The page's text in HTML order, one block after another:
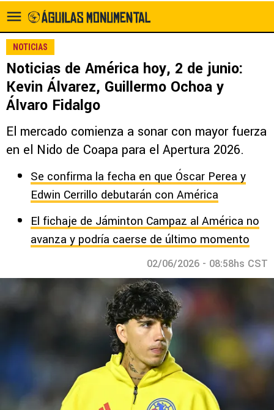
NOTICIAS
Noticias de América hoy, 2 de junio:
Kevin Álvarez, Guillermo Ochoa y
Álvaro Fidalgo
El mercado comienza a sonar con mayor fuerza
en el Nido de Coapa para el Apertura 2026.
Se confirma la fecha en que Óscar Perea y
Edwin Cerrillo debutarán con América
El fichaje de Jáminton Campaz al América no
avanza y podría caerse de último momento
02/06/2026 - 08:58hs CST